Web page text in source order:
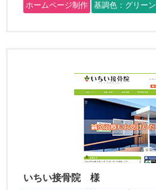
ホームページ制作 基調色：グリーン
いちい接骨院 様